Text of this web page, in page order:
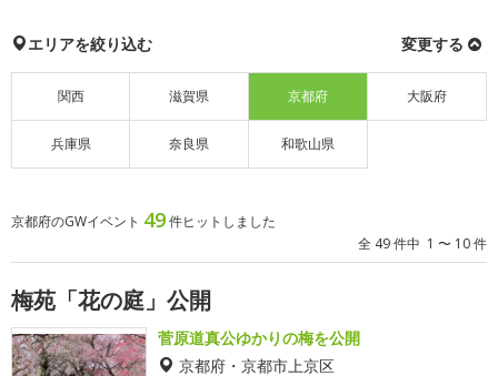
エリアを絞り込む 変更する
関西 滋賀県 京都府 大阪府
兵庫県 奈良県 和歌山県
京都府のGWイベント 49件ヒットしました
全 49 件中 1 〜 10 件
梅苑「花の庭」公開
菅原道真公ゆかりの梅を公開
京都府・京都市上京区